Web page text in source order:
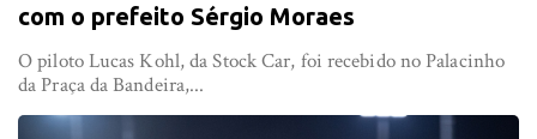
com o prefeito Sérgio Moraes
O piloto Lucas Kohl, da Stock Car, foi recebido no Palacinho
da Praça da Bandeira,...